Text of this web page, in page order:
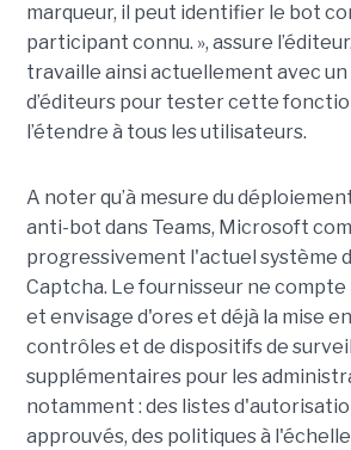
marqueur, il peut identifier le bot
participant connu. », assure
travaille ainsi actuellement avec
d’éditeurs pour tester cette
l’étendre à tous les utilisateurs.
A noter qu’à mesure du
anti-bot dans Teams, Microsoft
progressivement l'actuel système
Captcha. Le fournisseur ne compte
et envisage d'ores et déjà la mise
contrôles et de dispositifs de
supplémentaires pour les
notamment : des listes
approuvés, des politiques à